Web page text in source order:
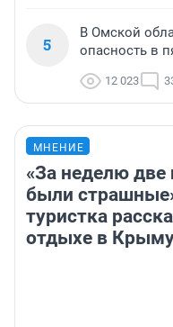
5
В Омской
опасность в
12 023
МНЕНИЕ
«За неделю две
были
туристка
отдыхе в